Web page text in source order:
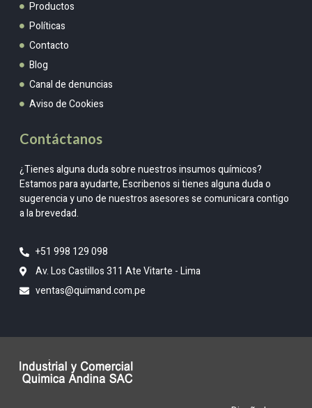
Productos
Políticas
Contacto
Blog
Canal de denuncias
Aviso de Cookies
Contáctanos
¿Tienes alguna duda sobre nuestros insumos químicos?
Estamos para ayudarte, Escribenos si tienes alguna duda o
sugerencia y uno de nuestros asesores se comunicara contigo
a la brevedad.
+51 998 129 098
Av. Los Castillos 311 Ate Vitarte - Lima
ventas@quimand.com.pe